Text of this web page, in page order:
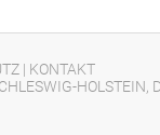
| KONTAKT
HOLSTEIN,